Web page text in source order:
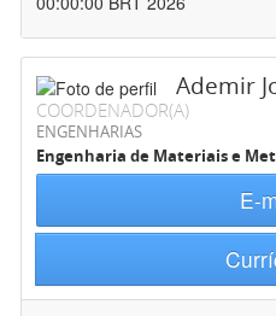
Ademir
COORDENADOR(A)
ENGENHARIAS
Engenharia de Materiais e
E-